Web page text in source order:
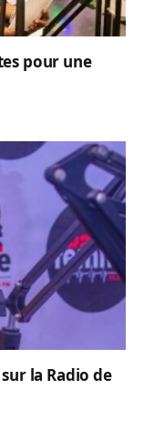
pour une
la Radio de